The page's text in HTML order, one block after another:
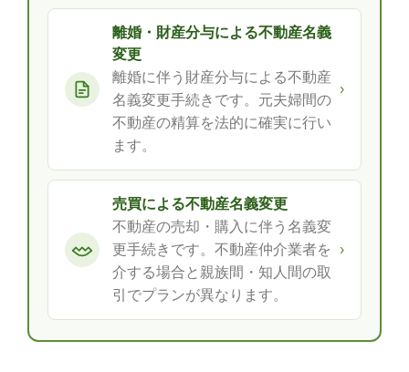
離婚・財産分与による不動産名義
変更
離婚に伴う財産分与による不動産
名義変更手続きです。元夫婦間の
不動産の精算を法的に確実に行い
ます。
›
売買による不動産名義変更
不動産の売却・購入に伴う名義変
更手続きです。不動産仲介業者を
介する場合と親族間・知人間の取
引でプランが異なります。
›